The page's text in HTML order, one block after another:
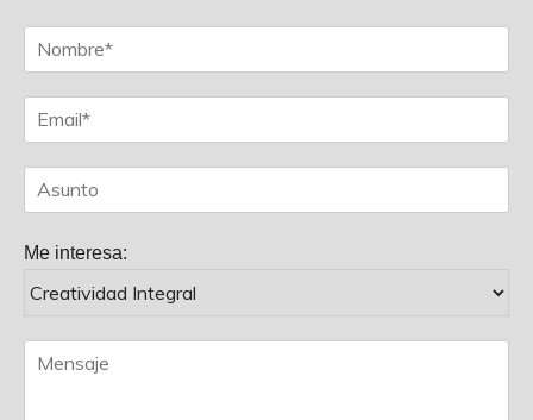
Me interesa: